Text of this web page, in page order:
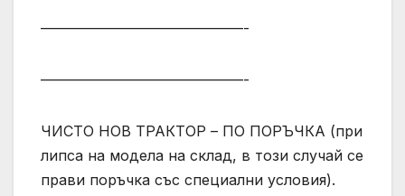
——————————————-
——————————————-
ЧИСТО НОВ ТРАКТОР – ПО ПОРЪЧКА (при
липса на модела на склад, в този случай се
прави поръчка със специални условия).